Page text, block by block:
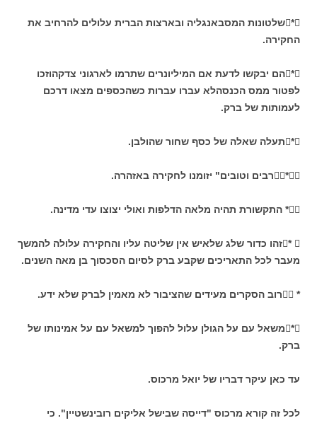
*שלטונות המסבאנגליה ובארצות הברית עלולים להרחיב את
החקירה.
*הם יבקשו לדעת אם המיליונרים שתרמו לארגוני צדקהוזכו
לפטור ממס הכנסהלא עברו עברות כשהכספים מצאו דרכם
לעמותות של ברק.
*תעלה שאלה של כסף שחור שהולבן.
*רבים וטובים" יזומנו לחקירה באזהרה.
* התקשורת תהיה מלאה הדלפות ואולי יצוצו עדי מדינה.
* זהו כדור שלג שלאיש אין שליטה עליו והחקירה עלולה להמשך
מעבר לכל התאריכים שקבע ברק לסיום הסכסוך בן מאה השנים.
* רוב הסקרים מעידים שהציבור לא מאמין לברק שלא ידע.
*משאל עם על הגולן עלול להפוך למשאל עם על אמינותו של
ברק.
עד כאן עיקר דבריו של יואל מרכוס.
לכל זה קורא מרכוס "דייסה שבישל אליקים רובינשטיין". כי